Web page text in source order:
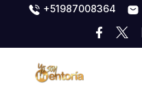
+51987008364